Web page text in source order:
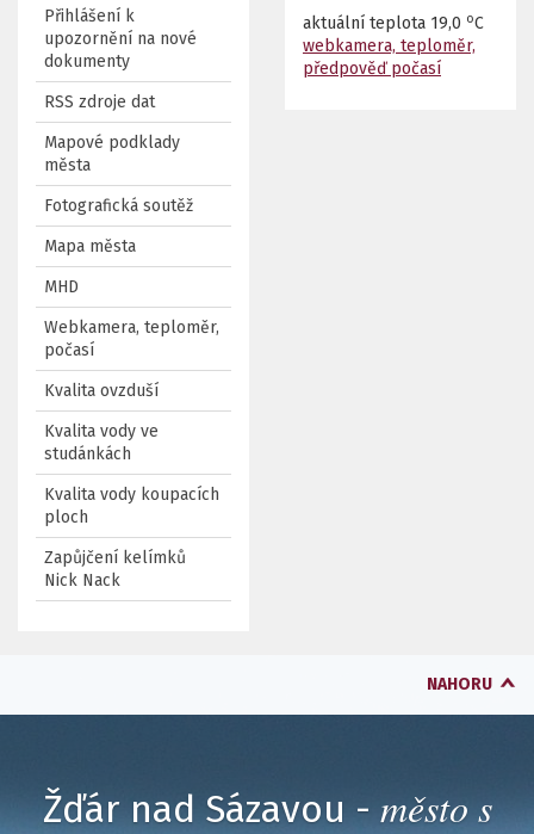
Přihlášení k
upozornění na nové
dokumenty
RSS zdroje dat
Mapové podklady
města
Fotografická soutěž
Mapa města
MHD
Webkamera, teploměr,
počasí
Kvalita ovzduší
Kvalita vody ve
studánkách
Kvalita vody koupacích
ploch
Zapůjčení kelímků
Nick Nack
aktuální teplota 19,0 oC
webkamera, teploměr,
předpověď počasí
NAHORU
Žďár nad Sázavou - město s